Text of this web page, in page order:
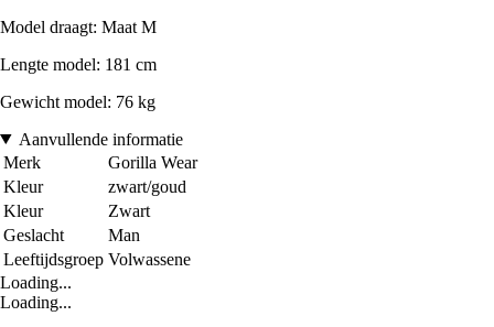
Model draagt: Maat M
Lengte model: 181 cm
Gewicht model: 76 kg
Aanvullende informatie
Merk
Gorilla Wear
Kleur
zwart/goud
Kleur
Zwart
Geslacht
Man
Leeftijdsgroep Volwassene
Loading...
Loading...